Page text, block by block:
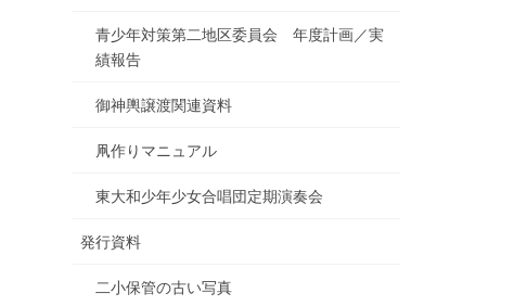
青少年対策第二地区委員会 年度計画／実
績報告
御神輿譲渡関連資料
凧作りマニュアル
東大和少年少女合唱団定期演奏会
発行資料
二小保管の古い写真